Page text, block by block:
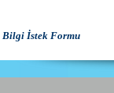
Bilgi İstek Formu